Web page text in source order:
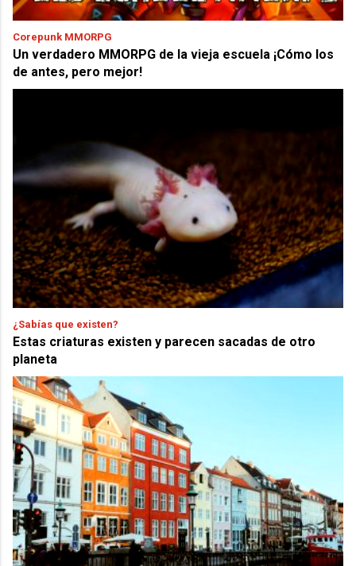
Corepunk MMORPG
Un verdadero MMORPG de la vieja escuela ¡Cómo los
de antes, pero mejor!
¿Sabías que existen?
Estas criaturas existen y parecen sacadas de otro
planeta